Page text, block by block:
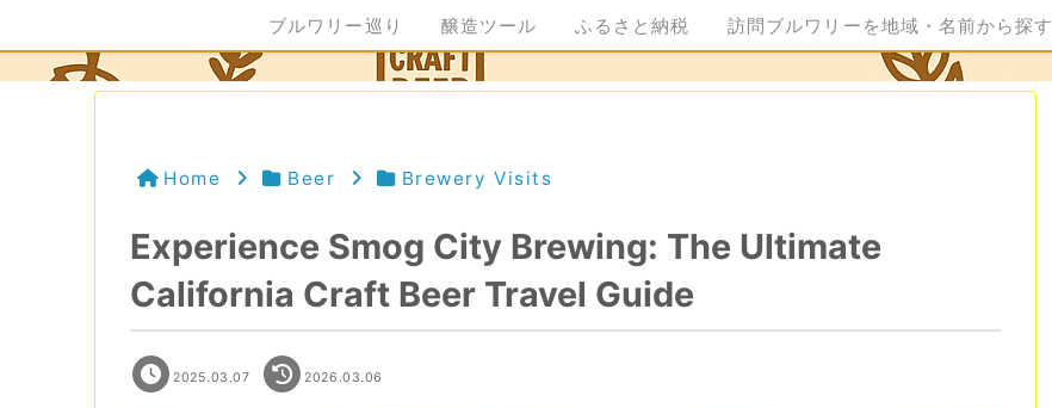
ブルワリー巡り 醸造ツール ふるさと納税 訪問ブルワリーを地域・名前から探す
Home Beer Brewery Visits
Experience Smog City Brewing: The Ultimate
California Craft Beer Travel Guide
2025.03.07 2026.03.06